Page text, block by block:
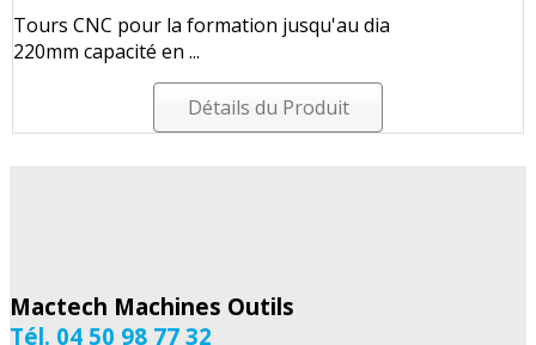
Tours CNC pour la formation jusqu'au dia
220mm capacité en ...
Détails du Produit
Mactech Machines Outils
Tél. 04 50 98 77 32